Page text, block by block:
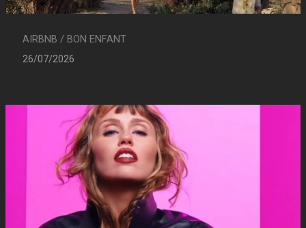
AIRBNB / BON ENFANT
26/07/2026